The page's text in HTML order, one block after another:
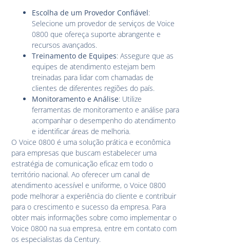
Escolha de um Provedor Confiável:
Selecione um provedor de serviços de Voice
0800 que ofereça suporte abrangente e
recursos avançados.
Treinamento de Equipes: Assegure que as
equipes de atendimento estejam bem
treinadas para lidar com chamadas de
clientes de diferentes regiões do país.
Monitoramento e Análise: Utilize
ferramentas de monitoramento e análise para
acompanhar o desempenho do atendimento
e identificar áreas de melhoria.
O Voice 0800 é uma solução prática e econômica
para empresas que buscam estabelecer uma
estratégia de comunicação eficaz em todo o
território nacional. Ao oferecer um canal de
atendimento acessível e uniforme, o Voice 0800
pode melhorar a experiência do cliente e contribuir
para o crescimento e sucesso da empresa. Para
obter mais informações sobre como implementar o
Voice 0800 na sua empresa, entre em contato com
os especialistas da Century.